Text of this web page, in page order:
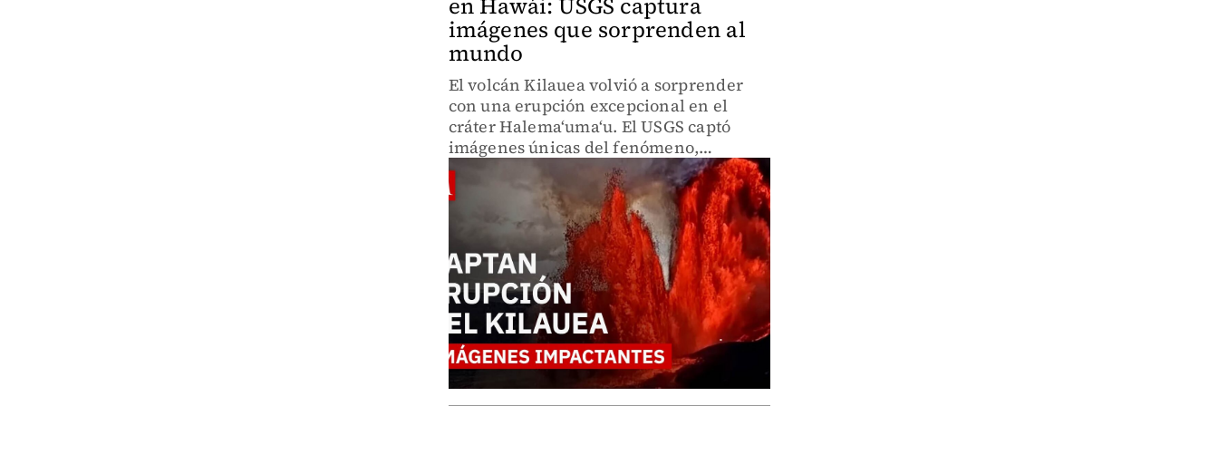
imágenes que sorprenden al
mundo
El volcán Kilauea volvió a sorprender
con una erupción excepcional en el
cráter Hale­maʻumaʻu. El USGS captó
imágenes únicas del fenómeno,
mostrando actividad poco común
incluso para uno de los volcanes más
activos del mundo.